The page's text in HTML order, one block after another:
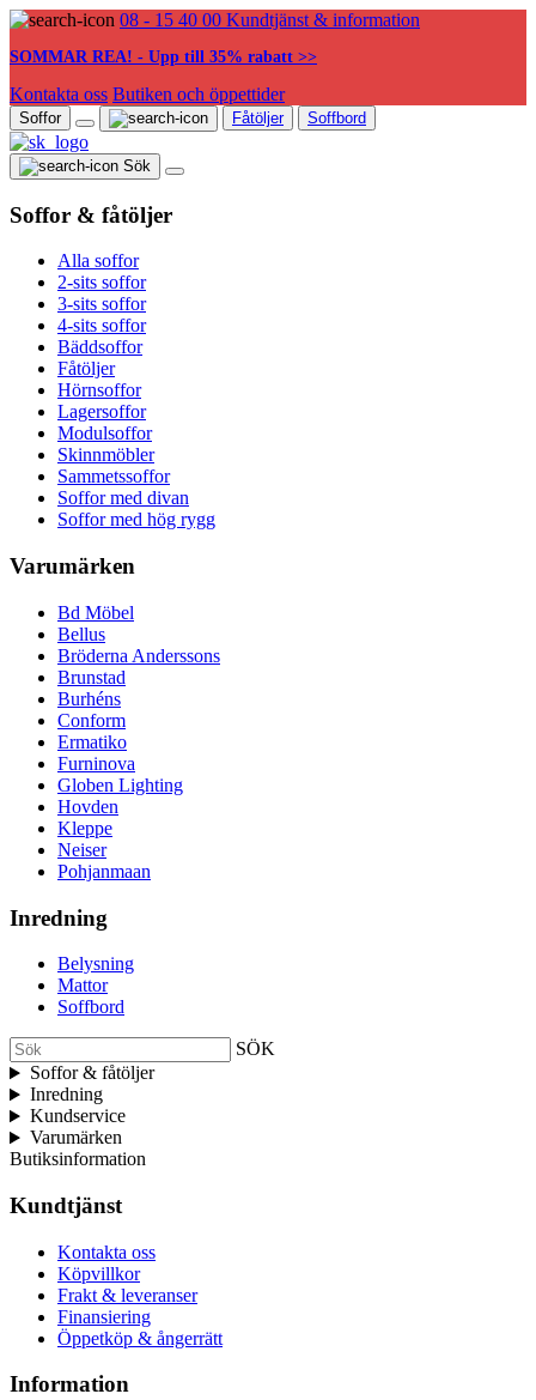
08 - 15 40 00 Kundtjänst & information
SOMMAR REA! - Upp till 35% rabatt >>
Kontakta oss Butiken och öppettider
Soffor Fåtöljer Soffbord
Sök
Soffor & fåtöljer
Alla soffor
2-sits soffor
3-sits soffor
4-sits soffor
Bäddsoffor
Fåtöljer
Hörnsoffor
Lagersoffor
Modulsoffor
Skinnmöbler
Sammetssoffor
Soffor med divan
Soffor med hög rygg
Varumärken
Bd Möbel
Bellus
Bröderna Anderssons
Brunstad
Burhéns
Conform
Ermatiko
Furninova
Globen Lighting
Hovden
Kleppe
Neiser
Pohjanmaan
Inredning
Belysning
Mattor
Soffbord
SÖK
Soffor & fåtöljer
Inredning
Kundservice
Varumärken
Butiksinformation
Kundtjänst
Kontakta oss
Köpvillkor
Frakt & leveranser
Finansiering
Öppetköp & ångerrätt
Information